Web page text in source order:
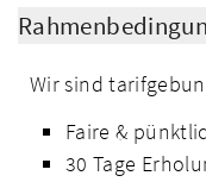
Wir sind
Faire &
30 Tage